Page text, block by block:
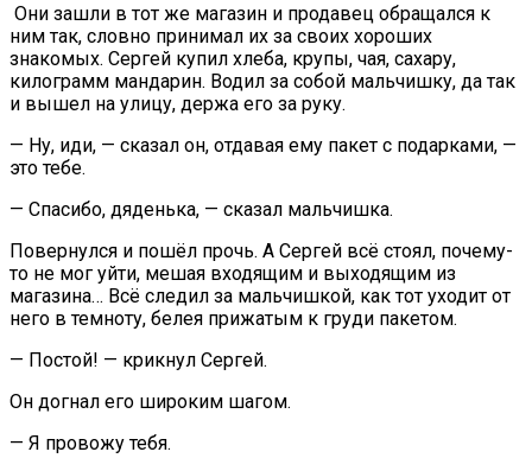
Они зашли в тот же магазин и продавец обращался к
ним так, словно принимал их за своих хороших
знакомых. Сергей купил хлеба, крупы, чая, сахару,
килограмм мандарин. Водил за собой мальчишку, да так
и вышел на улицу, держа его за руку.
— Ну, иди, — сказал он, отдавая ему пакет с подарками, —
это тебе.
— Спасибо, дяденька, — сказал мальчишка.
Повернулся и пошёл прочь. А Сергей всё стоял, почему-
то не мог уйти, мешая входящим и выходящим из
магазина… Всё следил за мальчишкой, как тот уходит от
него в темноту, белея прижатым к груди пакетом.
— Постой! — крикнул Сергей.
Он догнал его широким шагом.
— Я провожу тебя.